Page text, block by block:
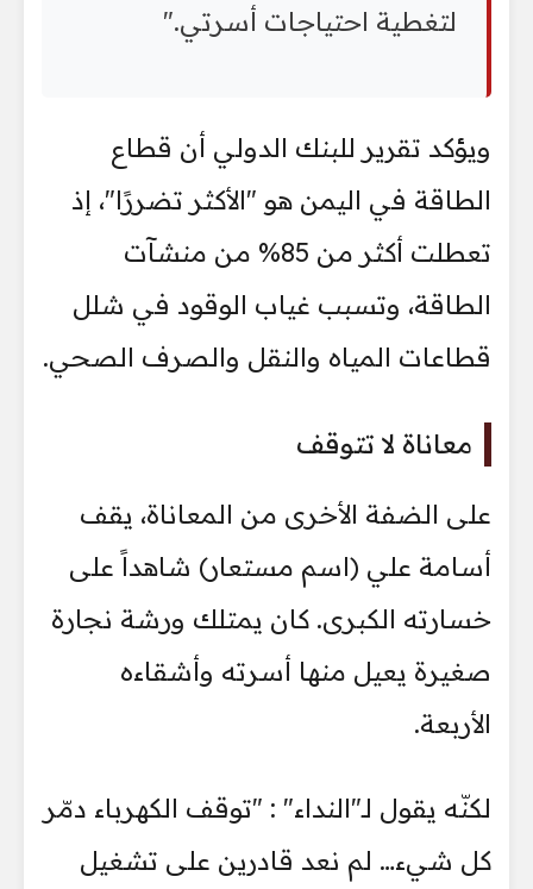
لتغطية احتياجات أسرتي."
ويؤكد تقرير للبنك الدولي أن قطاع
الطاقة في اليمن هو "الأكثر تضررًا"، إذ
تعطلت أكثر من 85% من منشآت
الطاقة، وتسبب غياب الوقود في شلل
قطاعات المياه والنقل والصرف الصحي.
معاناة لا تتوقف
على الضفة الأخرى من المعاناة، يقف
أسامة علي (اسم مستعار) شاهداً على
خسارته الكبرى. كان يمتلك ورشة نجارة
صغيرة يعيل منها أسرته وأشقاءه
الأربعة.
لكنّه يقول لـ"النداء" : "توقف الكهرباء دمّر
كل شيء… لم نعد قادرين على تشغيل